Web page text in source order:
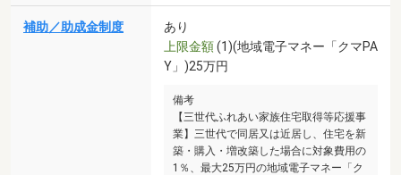
補助／助成金制度
あり
上限金額(1)(地域電子マネー「クマPA
Y」)25万円
備考
【三世代ふれあい家族住宅取得等応援事
業】三世代で同居又は近居し、住宅を新
築・購入・増改築した場合に対象費用の
1％、最大25万円の地域電子マネー「ク